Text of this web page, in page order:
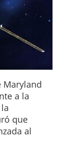
Maryland
a la
que
al